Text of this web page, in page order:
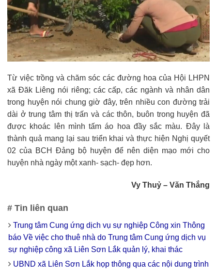
Từ việc trồng và chăm sóc các đường hoa của Hội LHPN
xã Đăk Liêng nói riêng; các cấp, các ngành và nhân dân
trong huyện nói chung giờ đây, trên nhiều con đường trải
dài ở trung tâm thị trấn và các thôn, buôn trong huyện đã
được khoác lên mình tấm áo hoa đầy sắc màu. Đây là
thành quả mang lại sau triển khai và thực hiện Nghị quyết
02 của BCH Đảng bộ huyện để nên diện mạo mới cho
huyện nhà ngày một xanh- sạch- đẹp hơn.
Vy Thuỷ – Văn Thắng
# Tin liên quan
Trung tâm Cung ứng dịch vụ sự nghiệp Công xin Thông
báo Về việc cho thuê nhà do Trung tâm Cung ứng dịch vụ
sự nghiệp công xã Liên Sơn Lắk quản lý, khai thác
UBND xã Liên Sơn Lắk họp thông qua các nội dung trình